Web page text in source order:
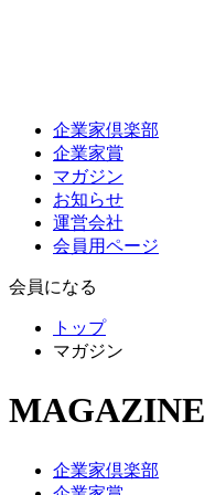
企業家倶楽部
企業家賞
マガジン
お知らせ
運営会社
会員用ページ
会員になる
トップ
マガジン
MAGAZINE
企業家倶楽部